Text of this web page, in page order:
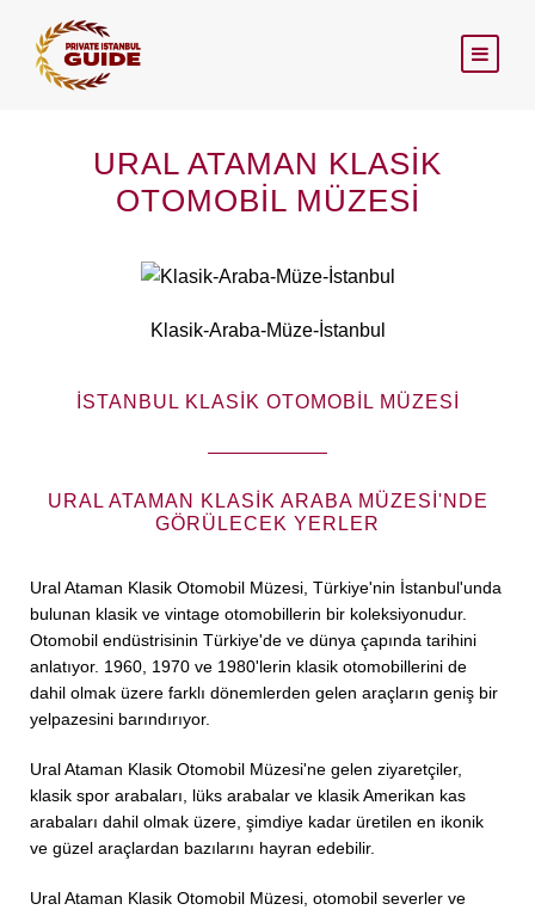
URAL ATAMAN KLASIK
OTOMOBIL MÜZESI
Klasik-Araba-Müze-İstanbul
İSTANBUL KLASIK OTOMOBIL MÜZESI
URAL ATAMAN KLASIK ARABA MÜZESI'NDE
GÖRÜLECEK YERLER
Ural Ataman Klasik Otomobil Müzesi, Türkiye'nin İstanbul'unda
bulunan klasik ve vintage otomobillerin bir koleksiyonudur.
Otomobil endüstrisinin Türkiye'de ve dünya çapında tarihini
anlatıyor. 1960, 1970 ve 1980'lerin klasik otomobillerini de
dahil olmak üzere farklı dönemlerden gelen araçların geniş bir
yelpazesini barındırıyor.
Ural Ataman Klasik Otomobil Müzesi'ne gelen ziyaretçiler,
klasik spor arabaları, lüks arabalar ve klasik Amerikan kas
arabaları dahil olmak üzere, şimdiye kadar üretilen en ikonik
ve güzel araçlardan bazılarını hayran edebilir.
Ural Ataman Klasik Otomobil Müzesi, otomobil severler ve